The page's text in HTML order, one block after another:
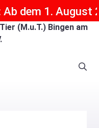
dem 1. August